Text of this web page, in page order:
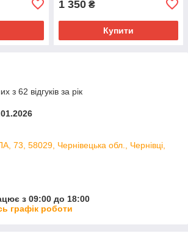
1 350 ₴
Купити
з 62 відгуків за рік
73, 58029, Чернівецька обл., Чернівці,
з 09:00 до 18:00
графік роботи